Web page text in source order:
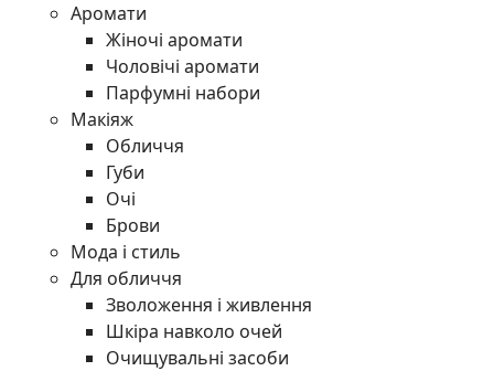
Аромати
Жіночі аромати
Чоловічі аромати
Парфумні набори
Макіяж
Обличчя
Губи
Очі
Брови
Мода і стиль
Для обличчя
Зволоження і живлення
Шкіра навколо очей
Очищувальні засоби